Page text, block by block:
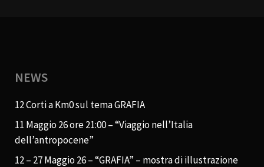
NEWS
12 Corti a Km0 sul tema GRAFIA
11 Maggio 26 ore 21:00 – “Viaggio nell’Italia
dell’antropocene”
12 – 27 Maggio 26 – “GRAFIA” – mostra di illustrazione